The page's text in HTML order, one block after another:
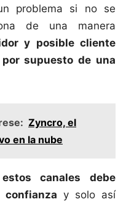
problema si no se
de una manera
y posible cliente
supuesto de una
Zyncro, el
en la nube
canales debe
y solo así